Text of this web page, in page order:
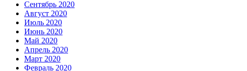
Сентябрь 2020
Август 2020
Июль 2020
Июнь 2020
Май 2020
Апрель 2020
Март 2020
Февраль 2020